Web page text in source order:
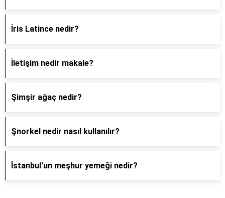
İris Latince nedir?
İletişim nedir makale?
Şimşir ağaç nedir?
Şnorkel nedir nasıl kullanılır?
İstanbul'un meşhur yemeği nedir?